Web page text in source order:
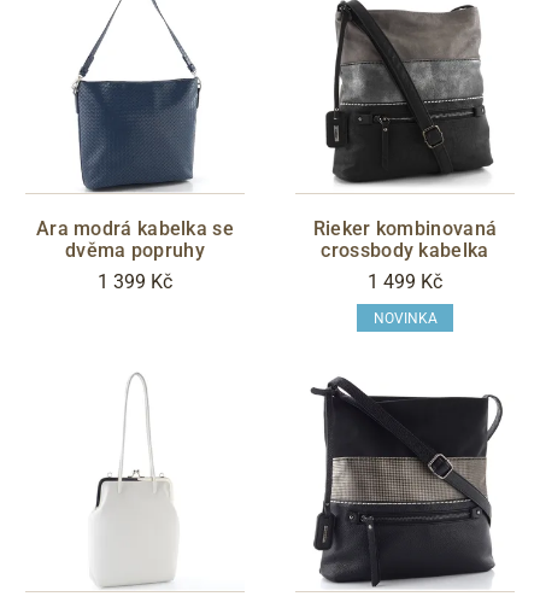
Ara modrá kabelka se
dvěma popruhy
1 399 Kč
Rieker kombinovaná
crossbody kabelka
1 499 Kč
NOVINKA